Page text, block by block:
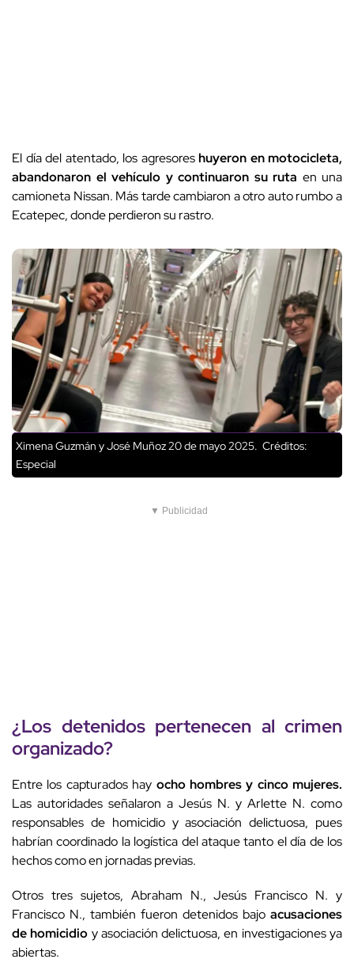
El día del atentado, los agresoreshuyeron en motocicleta,
abandonaron el vehículo y continuaron su ruta en una
camioneta Nissan. Más tarde cambiaron a otro auto rumbo a
Ecatepec, donde perdieron su rastro.
Ximena Guzmán y José Muñoz 20 de mayo 2025. Créditos:
Especial
▼ Publicidad
¿Los detenidos pertenecen al crimen
organizado?
Entre los capturados hay ocho hombres y cinco mujeres.
Las autoridades señalaron a Jesús N. y Arlette N. como
responsables de homicidio y asociación delictuosa, pues
habrían coordinado la logística del ataque tanto el día de los
hechos como en jornadas previas.
Otros tres sujetos, Abraham N., Jesús Francisco N. y
Francisco N., también fueron detenidos bajo acusaciones
de homicidio y asociación delictuosa, en investigaciones ya
abiertas.